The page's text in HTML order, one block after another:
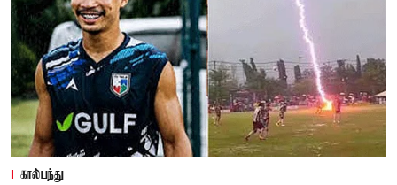
கால்பந்து